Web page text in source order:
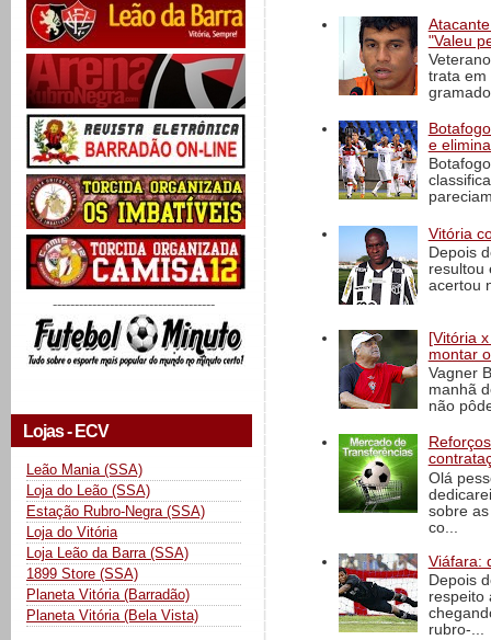
-------------------------------------
Lojas - ECV
Leão Mania (SSA)
Loja do Leão (SSA)
Estação Rubro-Negra (SSA)
Loja do Vitória
Loja Leão da Barra (SSA)
1899 Store (SSA)
Planeta Vitória (Barradão)
Planeta Vitória (Bela Vista)
"Valeu
trata em
e
Vitória
Depois
resultou
acertou
[Vitória
montar
Vagner
manhã
não
Olá
sobre
co...
Viáfara:
Depois
respeito
rubro-...